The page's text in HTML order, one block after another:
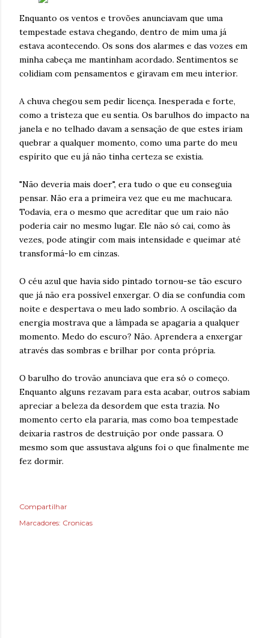
muita gente já fazia de forma intuitiva, mas que ao
reaprender ganha um novo significado. Após dias sem
escrever, estava sentindo falta de brincar com as
palavras. A verdade é qu...
Enquanto os ventos e trovões anunciavam que uma
tempestade estava chegando, dentro de mim uma já
estava acontecendo. Os sons dos alarmes e das vozes em
minha cabeça me mantinham acordado. Sentimentos se
colidiam com pensamentos e giravam em meu interior.
A chuva chegou sem pedir licença. Inesperada e forte,
como a tristeza que eu sentia. Os barulhos do impacto na
janela e no telhado davam a sensação de que estes iriam
quebrar a qualquer momento, como uma parte do meu
espírito que eu já não tinha certeza se existia.
"Não deveria mais doer", era tudo o que eu conseguia
pensar. Não era a primeira vez que eu me machucara.
Todavia, era o mesmo que acreditar que um raio não
poderia cair no mesmo lugar. Ele não só cai, como às
vezes, pode atingir com mais intensidade e queimar até
transformá-lo em cinzas.
O céu azul que havia sido pintado tornou-se tão escuro
que já não era possível enxergar. O dia se confundia com
noite e despertava o meu lado sombrio. A oscilação da
energia mostrava que a lâmpada se apagaria a qualquer
momento. Medo do escuro? Não. Aprendera a enxergar
através das sombras e brilhar por conta própria.
O barulho do trovão anunciava que era só o começo.
Enquanto alguns rezavam para esta acabar, outros sabiam
apreciar a beleza da desordem que esta trazia. No
momento certo ela pararia, mas como boa tempestade
deixaria rastros de destruição por onde passara. O
mesmo som que assustava alguns foi o que finalmente me
fez dormir.
Compartilhar
Marcadores: Cronicas